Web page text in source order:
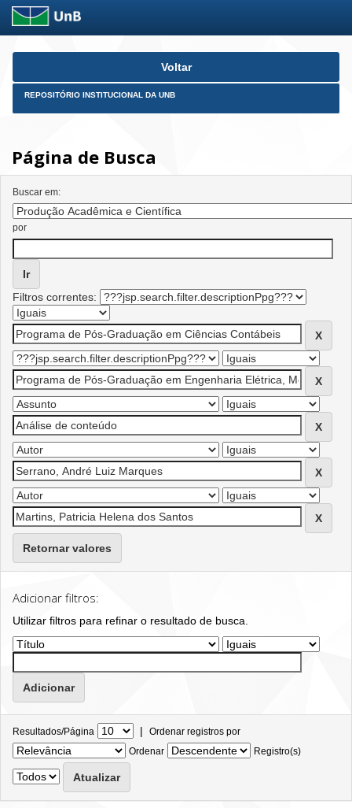
Skip
Voltar
REPOSITÓRIO INSTITUCIONAL DA UNB
Página de Busca
Buscar em:
por
Filtros correntes:
Retornar valores
Adicionar filtros:
Utilizar filtros para refinar o resultado de busca.
Resultados/Página | Ordenar registros por
Ordenar
Registro(s)